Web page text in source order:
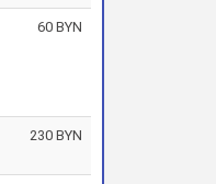
60 BYN
230 BYN